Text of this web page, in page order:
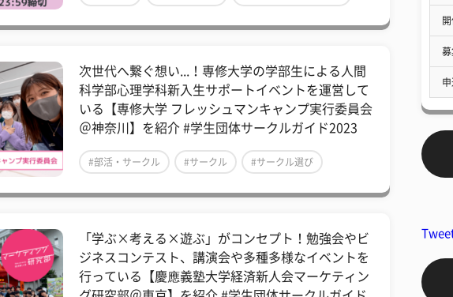
次世代へ繋ぐ想い...！専修大学の学部生による人間
科学部心理学科新入生サポートイベントを運営して
いる【専修大学 フレッシュマンキャンプ実行委員会
＠神奈川】を紹介 #学生団体サークルガイド2023
#部活・サークル #サークル #サークル選び
「学ぶ×考える×遊ぶ」がコンセプト！勉強会やビ
ジネスコンテスト、講演会や多種多様なイベントを
行っている【慶應義塾大学経済新人会マーケティン
募